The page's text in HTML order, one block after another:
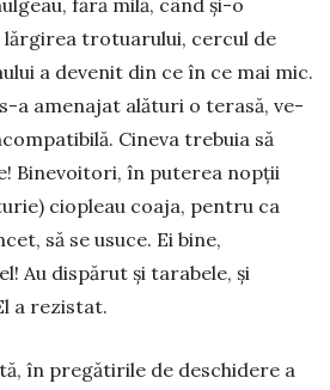
fără milă, când și-o
lărgirea tro­tuarului, cercul de
a devenit din ce în ce mai mic.
a amenajat alături o terasă, ve­
Cineva trebuia să
Binevoitori, în puterea nopții
ciopleau coaja, pentru ca
să se usuce. Ei bine,
Au dispărut și tarabele, și
a rezistat.
în pregătirile de deschidere a